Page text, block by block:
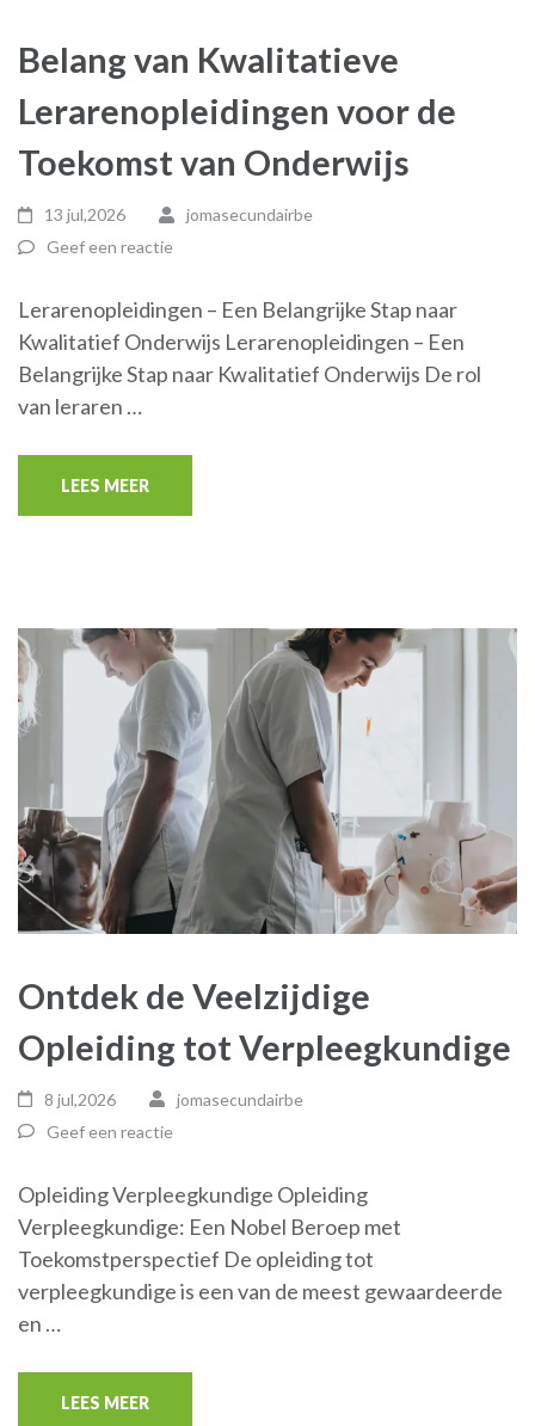
Belang van Kwalitatieve
Lerarenopleidingen voor de
Toekomst van Onderwijs
13 jul,2026
jomasecundairbe
Geef een reactie
Lerarenopleidingen – Een Belangrijke Stap naar
Kwalitatief Onderwijs Lerarenopleidingen – Een
Belangrijke Stap naar Kwalitatief Onderwijs De rol
van leraren …
LEES MEER
Ontdek de Veelzijdige
Opleiding tot Verpleegkundige
8 jul,2026
jomasecundairbe
Geef een reactie
Opleiding Verpleegkundige Opleiding
Verpleegkundige: Een Nobel Beroep met
Toekomstperspectief De opleiding tot
verpleegkundige is een van de meest gewaardeerde
en …
LEES MEER